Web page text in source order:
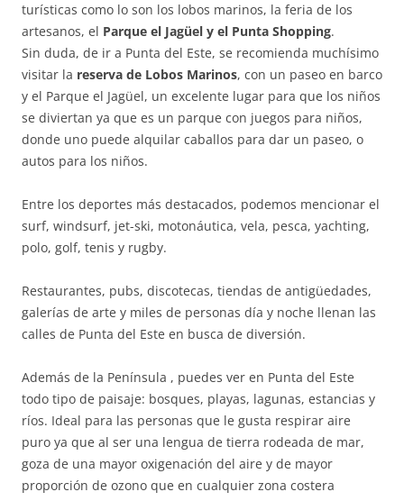
turísticas como lo son los lobos marinos, la feria de los
artesanos, el Parque el Jagüel y el Punta Shopping.
Sin duda, de ir a Punta del Este, se recomienda muchísimo
visitar la reserva de Lobos Marinos, con un paseo en barco
y el Parque el Jagüel, un excelente lugar para que los niños
se diviertan ya que es un parque con juegos para niños,
donde uno puede alquilar caballos para dar un paseo, o
autos para los niños.
Entre los deportes más destacados, podemos mencionar el
surf, windsurf, jet-ski, motonáutica, vela, pesca, yachting,
polo, golf, tenis y rugby.
Restaurantes, pubs, discotecas, tiendas de antigüedades,
galerías de arte y miles de personas día y noche llenan las
calles de Punta del Este en busca de diversión.
Además de la Península , puedes ver en Punta del Este
todo tipo de paisaje: bosques, playas, lagunas, estancias y
ríos. Ideal para las personas que le gusta respirar aire
puro ya que al ser una lengua de tierra rodeada de mar,
goza de una mayor oxigenación del aire y de mayor
proporción de ozono que en cualquier zona costera